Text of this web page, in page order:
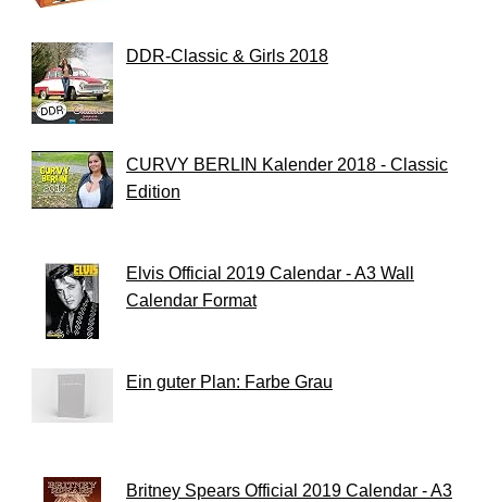
DDR-Classic & Girls 2018
CURVY BERLIN Kalender 2018 - Classic
Edition
Elvis Official 2019 Calendar - A3 Wall
Calendar Format
Ein guter Plan: Farbe Grau
Britney Spears Official 2019 Calendar - A3